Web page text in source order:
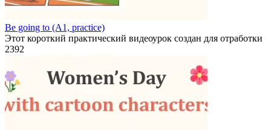
Be going to (A1, practice)
Этот короткий практический видеоурок создан для отработки
2392